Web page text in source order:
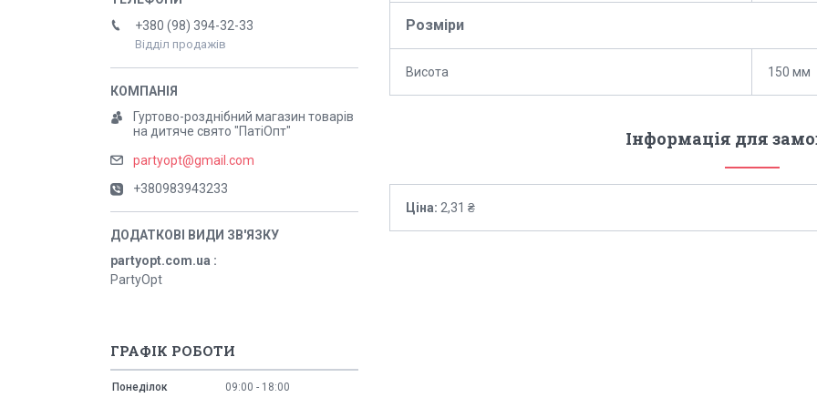
Розміри
Висота 150 мм
Інформація для
Ціна: 2,31 ₴
+380 (98) 394-32-33
Відділ продажів
Гуртово-розднібний магазин товарів
на дитяче свято "ПатіОпт"
partyopt@gmail.com
+380983943233
partyopt.com.ua
PartyOpt
ГРАФІК РОБОТИ
Понеділок 09:00 18:00